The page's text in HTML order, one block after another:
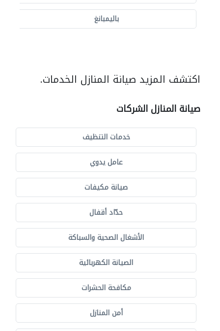
باليمبانغ
اكتشف المزيد صيانة المنازل الخدمات.
صيانة المنازل الشركات
خدمات التنظيف
عامل يدوي
صيانة مكيفات
حدّاد أقفال
الأشغال الصحية والسباكة
الصيانة الكهربائية
مكافحة الحشرات
أمن المنازل